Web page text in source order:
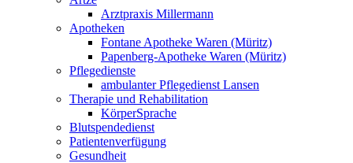
Arztpraxis Millermann
Apotheken
Fontane Apotheke Waren (Müritz)
Papenberg-Apotheke Waren (Müritz)
Pflegedienste
ambulanter Pflegedienst Lansen
Therapie und Rehabilitation
KörperSprache
Blutspendedienst
Patientenverfügung
Gesundheit